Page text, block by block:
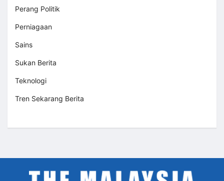
Perang Politik
Perniagaan
Sains
Sukan Berita
Teknologi
Tren Sekarang Berita